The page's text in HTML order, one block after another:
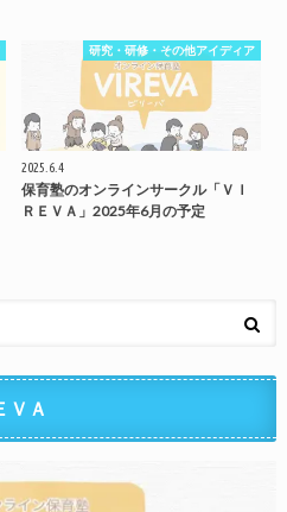
研究・研修・その他アイディア
2025.6.4
保育塾のオンラインサークル「ＶＩ
ＲＥＶＡ」2025年6月の予定
ＶＡ